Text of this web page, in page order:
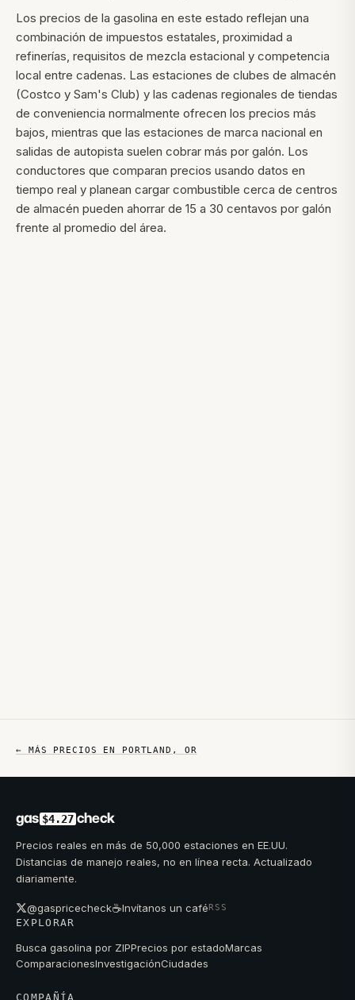
Los precios de la gasolina en este estado reflejan una
combinación de impuestos estatales, proximidad a
refinerías, requisitos de mezcla estacional y competencia
local entre cadenas. Las estaciones de clubes de almacén
(Costco y Sam's Club) y las cadenas regionales de tiendas
de conveniencia normalmente ofrecen los precios más
bajos, mientras que las estaciones de marca nacional en
salidas de autopista suelen cobrar más por galón. Los
conductores que comparan precios usando datos en
tiempo real y planean cargar combustible cerca de centros
de almacén pueden ahorrar de 15 a 30 centavos por galón
frente al promedio del área.
← MÁS PRECIOS EN PORTLAND , OR
gas $4.27 check
Precios reales en más de 50,000 estaciones en EE.UU.
Distancias de manejo reales, no en línea recta. Actualizado
diariamente.
@gaspricecheck☕Invítanos un caféRSS
EXPLORAR
Busca gasolina por ZIPPrecios por estadoMarcas
ComparacionesInvestigaciónCiudades
COMPAÑÍA